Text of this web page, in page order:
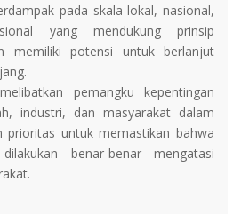
pada skala lokal, nasional,
yang mendukung prinsip
memiliki potensi untuk berlanjut
pemangku kepentingan
industri, dan masyarakat dalam
prioritas untuk memastikan bahwa
benar-benar mengatasi